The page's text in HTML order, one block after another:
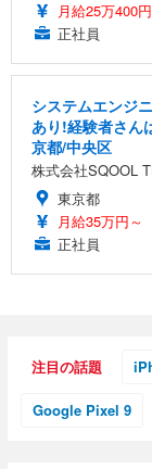
月給25万400
正社員
システムエンジ
あり!経験者さん
京都/中央区
株式会社SQOOL
東京都
月給35万円～
正社員
注目の話題
Google Pixel 9